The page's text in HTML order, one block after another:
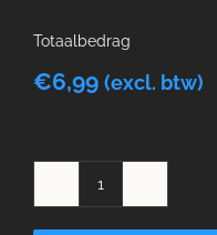
Totaalbedrag
€6,99 (excl. btw)
Baryta